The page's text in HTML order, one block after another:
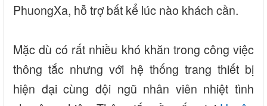
PhuongXa, hỗ trợ bất kể lúc nào khách cần.
Mặc dù có rất nhiều khó khăn trong công việc
thông tắc nhưng với hệ thống trang thiết bị
hiện đại cùng đội ngũ nhân viên nhiệt tình